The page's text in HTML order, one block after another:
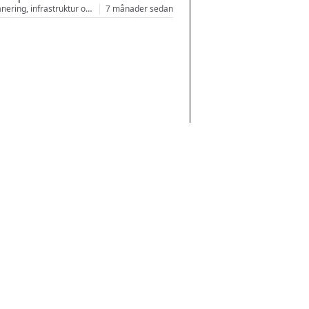
Stadsplanering, infrastruktur och arkitektur 7 månader sedan